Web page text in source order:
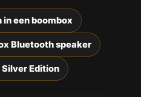
een boombox
Bluetooth speaker
Edition